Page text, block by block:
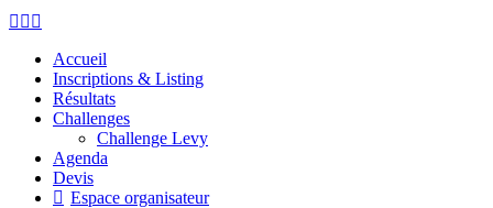
La
Facebook
s'ouvre
dans
une
fenêtre
La
Instagram
s'ouvre
dans
une
nouvelle
fenêtre
E-
mail
s'ouvre
dans
nouvelle
fenêtre
Accueil
Inscriptions & Listing
Résultats
Challenges
Challenge Levy
Agenda
Devis
Espace organisateur